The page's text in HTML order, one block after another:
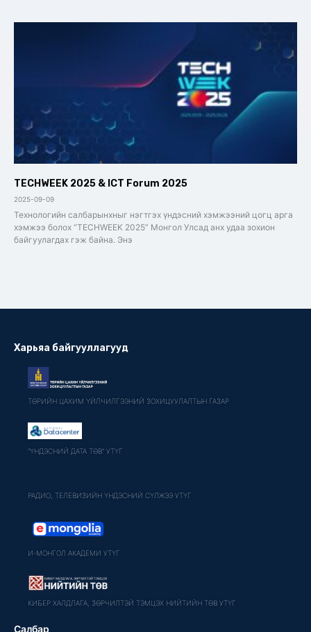
TECHWEEK 2025 & ICT Forum 2025
2025-09-09
Технологийн салбарынхныг нэгтгэх үндэсний хэмжээний цогц арга
хэмжээ болох “TECHWEEK 2025” Монгол Улсад анх удаа зохион
байгуулагдах гэж байна. Энэ
Харьяа байгууллагууд
ТӨРИЙН ЦАХИМ ҮЙЛЧИЛГЭЭНИЙ ЗОХИЦУУЛАЛТЫН ГАЗАР
"ҮНДЭСНИЙ ДАТА ТӨВ" УТҮГ
РАДИО, ТЕЛЕВИЗИЙН ҮНДЭСНИЙ СҮЛЖЭЭ УТҮГ
И-МОНГОЛ АКАДЕМИ УТҮГ
КИБЕР ХАЛДЛАГА, ЗӨРЧИЛТЭЙ ТЭМЦЭХ НИЙТИЙН ТӨВ УТҮГ
Салбар